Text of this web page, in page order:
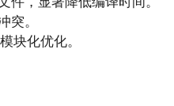
突。
块化优化。